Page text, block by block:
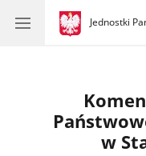
gov.pl
Jednostki
gov.pl
Jednostki
w